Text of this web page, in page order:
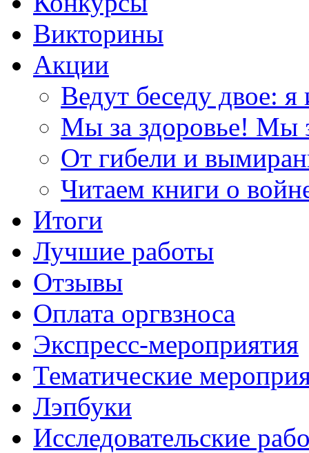
Викторины
Акции
Ведут беседу двое: я
Мы за здоровье! Мы
От гибели и
Читаем книги о
Итоги
Лучшие работы
Отзывы
Оплата оргвзноса
Экспресс-мероприятия
Тематические
Лэпбуки
Исследовательские